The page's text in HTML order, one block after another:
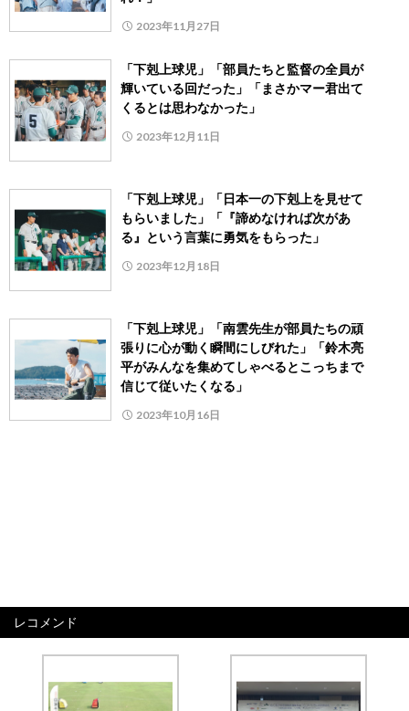
2023年11月27日
「下剋上球児」「部員たちと監督の全員が
輝いている回だった」「まさかマー君出て
くるとは思わなかった」
2023年12月11日
「下剋上球児」「日本一の下剋上を見せて
もらいました」「『諦めなければ次があ
る』という言葉に勇気をもらった」
2023年12月18日
「下剋上球児」「南雲先生が部員たちの頑
張りに心が動く瞬間にしびれた」「鈴木亮
平がみんなを集めてしゃべるとこっちまで
信じて従いたくなる」
2023年10月16日
レコメンド